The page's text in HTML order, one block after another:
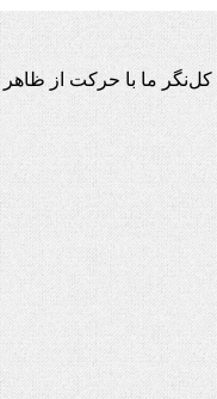
ما با حرکت از ظاهر